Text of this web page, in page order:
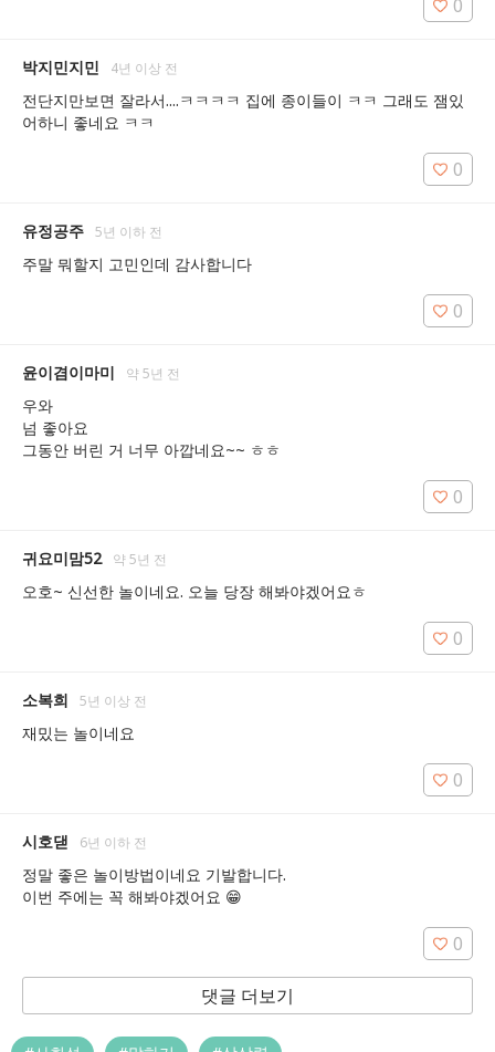
0
박지민지민 4년 이상 전
전단지만보면 잘라서....ㅋㅋㅋㅋ 집에 종이들이 ㅋㅋ 그래도 잼있
어하니 좋네요 ㅋㅋ
0
유정공주 5년 이하 전
주말 뭐할지 고민인데 감사합니다
0
윤이겸이마미 약 5년 전
우와
넘 좋아요
그동안 버린 거 너무 아깝네요~~ ㅎㅎ
0
귀요미맘52 약 5년 전
오호~ 신선한 놀이네요. 오늘 당장 해봐야겠어요ㅎ
0
소복희 5년 이상 전
재밌는 놀이네요
0
시호댇 6년 이하 전
정말 좋은 놀이방법이네요 기발합니다.
이번 주에는 꼭 해봐야겠어요 😁
0
댓글 더보기